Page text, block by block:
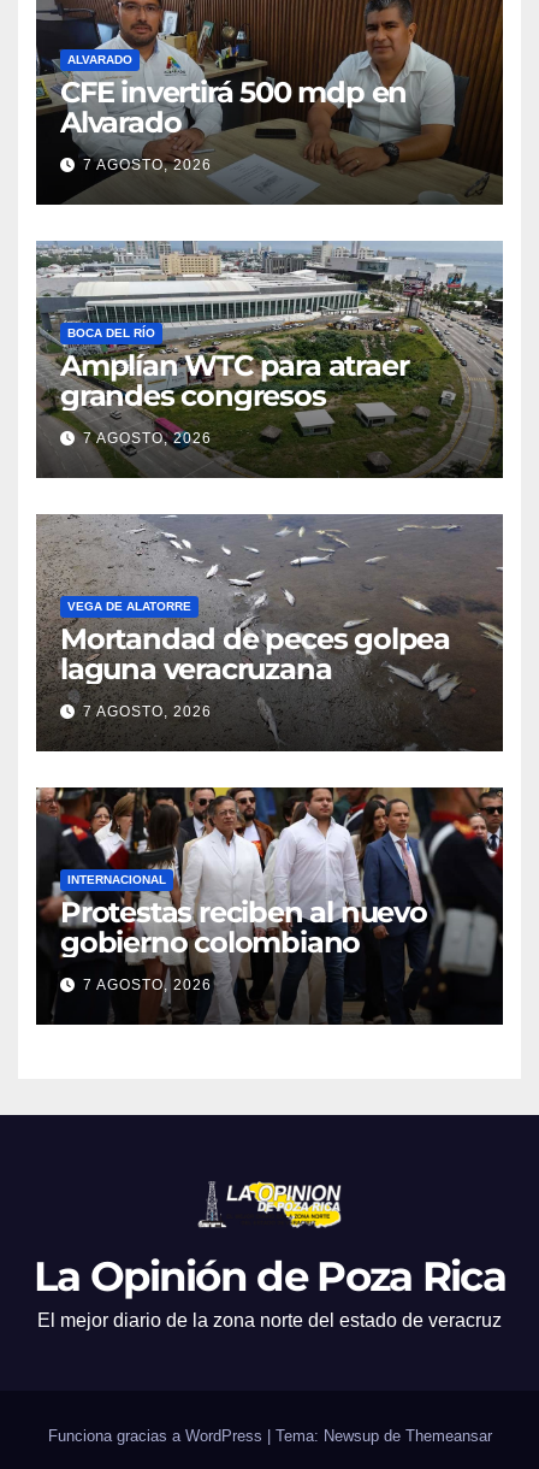
ALVARADO
CFE invertirá 500 mdp en
Alvarado
7 AGOSTO, 2026
BOCA DEL RÍO
Amplían WTC para atraer
grandes congresos
7 AGOSTO, 2026
VEGA DE ALATORRE
Mortandad de peces golpea
laguna veracruzana
7 AGOSTO, 2026
INTERNACIONAL
Protestas reciben al nuevo
gobierno colombiano
7 AGOSTO, 2026
La Opinión de Poza Rica
El mejor diario de la zona norte del estado de veracruz
Funciona gracias a WordPress Tema: Newsup de Themeansar